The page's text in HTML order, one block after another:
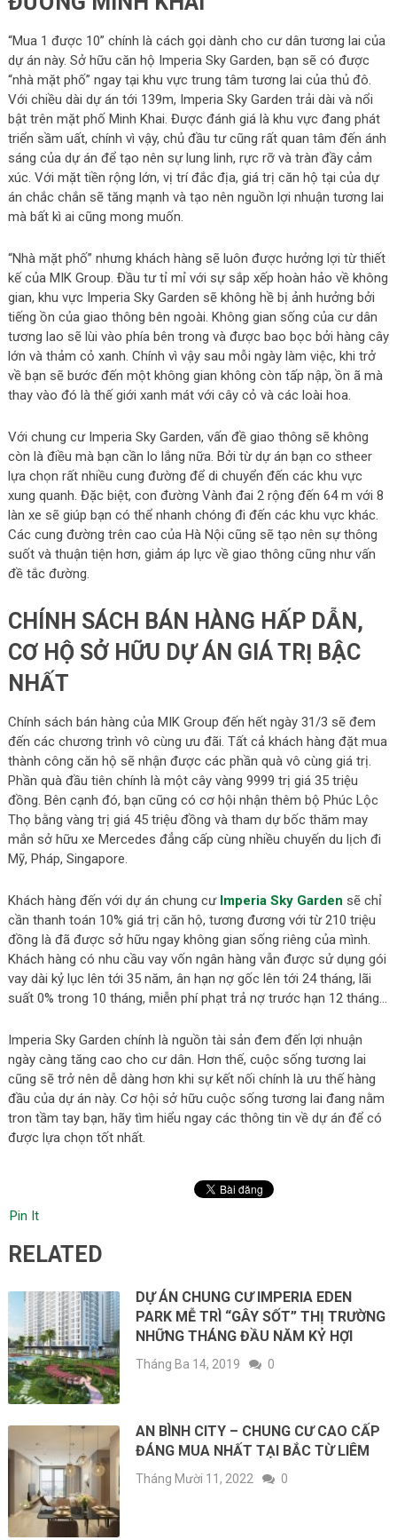
“Mua 1 được 10” chính là cách gọi dành cho cư dân tương lai của
dự án này. Sở hữu căn hộ Imperia Sky Garden, bạn sẽ có được
“nhà mặt phố” ngay tại khu vực trung tâm tương lai của thủ đô.
Với chiều dài dự án tới 139m, Imperia Sky Garden trải dài và nổi
bật trên mặt phố Minh Khai. Được đánh giá là khu vực đang phát
triển sầm uất, chính vì vậy, chủ đầu tư cũng rất quan tâm đến ánh
sáng của dự án để tạo nên sự lung linh, rực rỡ và tràn đầy cảm
xúc. Với mặt tiền rộng lớn, vị trí đắc địa, giá trị căn hộ tại của dự
án chắc chắn sẽ tăng mạnh và tạo nên nguồn lợi nhuận tương lai
mà bất kì ai cũng mong muốn.
“Nhà mặt phố” nhưng khách hàng sẽ luôn được hưởng lợi từ thiết
kế của MIK Group. Đầu tư tỉ mỉ với sự sắp xếp hoàn hảo về không
gian, khu vực Imperia Sky Garden sẽ không hề bị ảnh hưởng bởi
tiếng ồn của giao thông bên ngoài. Không gian sống của cư dân
tương lao sẽ lùi vào phía bên trong và được bao bọc bởi hàng cây
lớn và thảm cỏ xanh. Chính vì vậy sau mỗi ngày làm việc, khi trở
về bạn sẽ bước đến một không gian không còn tấp nập, ồn ã mà
thay vào đó là thế giới xanh mát với cây cỏ và các loài hoa.
Với chung cư Imperia Sky Garden, vấn đề giao thông sẽ không
còn là điều mà bạn cần lo lắng nữa. Bởi từ dự án bạn co stheer
lựa chọn rất nhiều cung đường để di chuyển đến các khu vực
xung quanh. Đặc biệt, con đường Vành đai 2 rộng đến 64 m với 8
làn xe sẽ giúp bạn có thể nhanh chóng đi đến các khu vực khác.
Các cung đường trên cao của Hà Nội cũng sẽ tạo nên sự thông
suốt và thuận tiện hơn, giảm áp lực về giao thông cũng như vấn
đề tắc đường.
CHÍNH SÁCH BÁN HÀNG HẤP DẪN,
CƠ HỘ SỞ HỮU DỰ ÁN GIÁ TRỊ BẬC
NHẤT
Chính sách bán hàng của MIK Group đến hết ngày 31/3 sẽ đem
đến các chương trình vô cùng ưu đãi. Tất cả khách hàng đặt mua
thành công căn hộ sẽ nhận được các phần quà vô cùng giá trị.
Phần quà đầu tiên chính là một cây vàng 9999 trị giá 35 triệu
đồng. Bên cạnh đó, bạn cũng có cơ hội nhận thêm bộ Phúc Lộc
Thọ bằng vàng trị giá 45 triệu đồng và tham dự bốc thăm may
mắn sở hữu xe Mercedes đẳng cấp cùng nhiều chuyến du lịch đi
Mỹ, Pháp, Singapore.
Khách hàng đến với dự án chung cưImperia Sky Garden sẽ chỉ
cần thanh toán 10% giá trị căn hộ, tương đương với từ 210 triệu
đồng là đã được sở hữu ngay không gian sống riêng của mình.
Khách hàng có nhu cầu vay vốn ngân hàng vẫn được sử dụng gói
vay dài kỷ lục lên tới 35 năm, ân hạn nợ gốc lên tới 24 tháng, lãi
suất 0% trong 10 tháng, miễn phí phạt trả nợ trước hạn 12 tháng…
Imperia Sky Garden chính là nguồn tài sản đem đến lợi nhuận
ngày càng tăng cao cho cư dân. Hơn thế, cuộc sống tương lai
cũng sẽ trở nên dễ dàng hơn khi sự kết nối chính là ưu thế hàng
đầu của dự án này. Cơ hội sở hữu cuộc sống tương lai đang nằm
tron tầm tay bạn, hãy tìm hiểu ngay các thông tin về dự án để có
được lựa chọn tốt nhất.
Pin It
RELATED
DỰ ÁN CHUNG CƯ IMPERIA EDEN
PARK MỄ TRÌ “GÂY SỐT” THỊ TRƯỜNG
NHỮNG THÁNG ĐẦU NĂM KỶ HỢI
Tháng Ba 14, 2019 0
AN BÌNH CITY – CHUNG CƯ CAO CẤP
ĐÁNG MUA NHẤT TẠI BẮC TỪ LIÊM
Tháng Mười 11, 2022 0